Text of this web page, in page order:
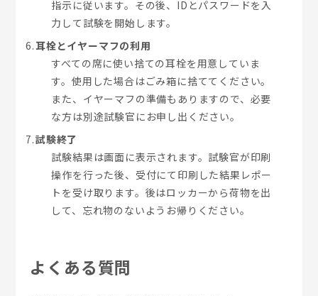
指示に従います。その後、IDとパスワードを入
力して試験を開始します。
耳栓とイヤーマフの利用
すべての席に使い捨ての耳栓を用意していま
す。使用した場合はごみ箱に捨ててください。
また、イヤーマフの準備もありますので、必要
な方は別途試験官にお申し出ください。
試験終了
試験結果は画面に表示されます。試験官が印刷
操作を行った後、受付にて印刷した結果レポー
トを受け取ります。後はロッカーから荷物を出
して、忘れ物のないようお帰りください。
よくある質問